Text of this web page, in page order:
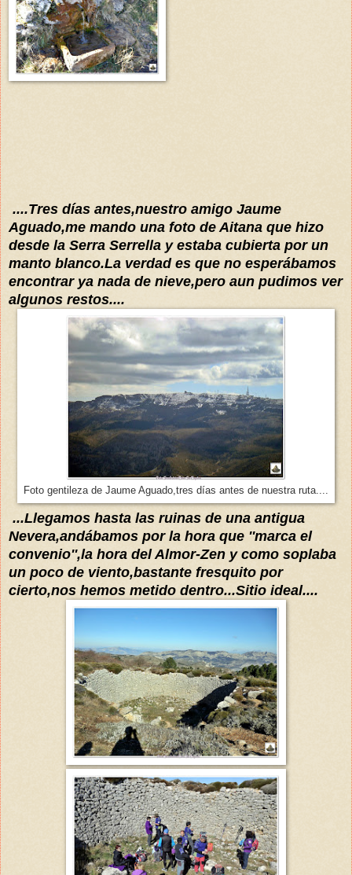
....Tres días antes,nuestro amigo Jaume
Aguado,me mando una foto de Aitana que hizo
desde la Serra Serrella y estaba cubierta por un
manto blanco.La verdad es que no esperábamos
encontrar ya nada de nieve,pero aun pudimos ver
algunos restos....
Foto gentileza de Jaume Aguado,tres días antes de nuestra ruta....
...Llegamos hasta las ruinas de una antigua
Nevera,andábamos por la hora que ''marca el
convenio'',la hora del Almor-Zen y como soplaba
un poco de viento,bastante fresquito por
cierto,nos hemos metido dentro...Sitio ideal....